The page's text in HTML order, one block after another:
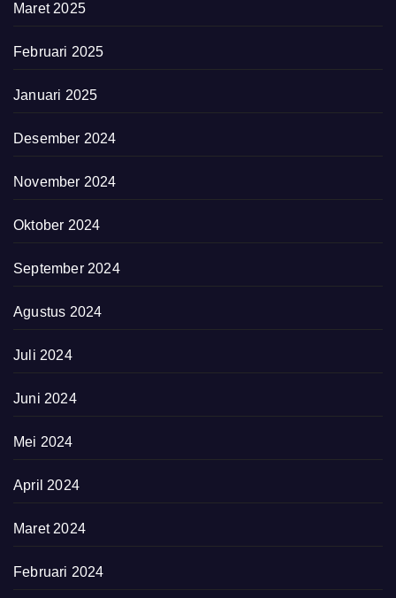
Maret 2025
Februari 2025
Januari 2025
Desember 2024
November 2024
Oktober 2024
September 2024
Agustus 2024
Juli 2024
Juni 2024
Mei 2024
April 2024
Maret 2024
Februari 2024